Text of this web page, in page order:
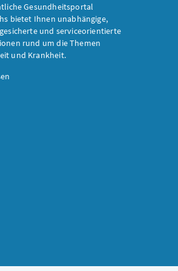
Gesundheitsportal
bietet Ihnen unabhängige,
und serviceorientierte
rund um die Themen
und Krankheit.